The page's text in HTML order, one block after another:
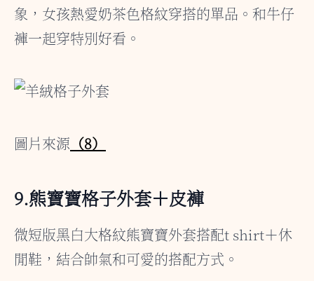
象，女孩熱愛奶茶色格紋穿搭的單品。和牛仔
褲一起穿特別好看。
圖片來源 （8）
9.熊寶寶格子外套＋皮褲
微短版黑白大格紋熊寶寶外套搭配t shirt＋休
閒鞋，結合帥氣和可愛的搭配方式。